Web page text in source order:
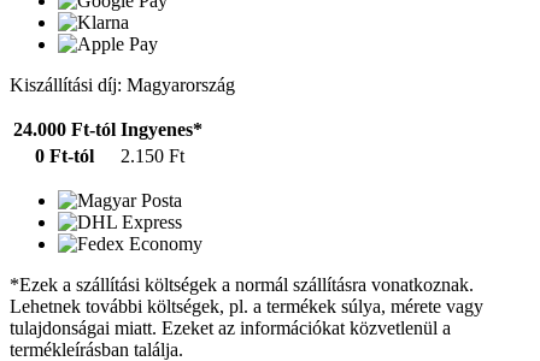
Kiszállítási díj: Magyarország
24.000 Ft-tól Ingyenes*
0 Ft-tól
2.150 Ft
*Ezek a szállítási költségek a normál szállításra vonatkoznak.
Lehetnek további költségek, pl. a termékek súlya, mérete vagy
tulajdonságai miatt. Ezeket az információkat közvetlenül a
termékleírásban találja.